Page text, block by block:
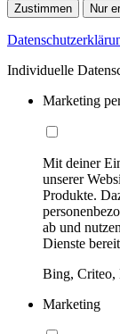
Zustimmen Nur
Individuelle
Marketing
Mit deiner
unserer
Produkte.
ab und
Dienste
Bing, Criteo,
Marketing